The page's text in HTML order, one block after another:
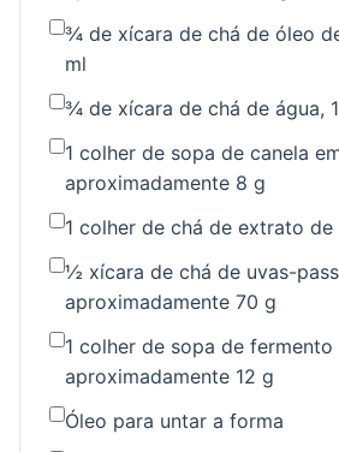
¾ de xícara de chá de óleo
ml
¾ de xícara de chá de água,
1 colher de sopa de canela
aproximadamente 8 g
1 colher de chá de extrato de
½ xícara de chá de uvas-
aproximadamente 70 g
1 colher de sopa de
aproximadamente 12 g
Óleo para untar a forma